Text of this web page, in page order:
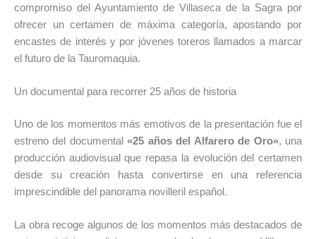
compromiso del Ayuntamiento de Villaseca de la Sagra por
ofrecer un certamen de máxima categoría, apostando por
encastes de interés y por jóvenes toreros llamados a marcar
el futuro de la Tauromaquia.
Un documental para recorrer 25 años de historia
Uno de los momentos más emotivos de la presentación fue el
estreno del documental«25 años del Alfarero de Oro», una
producción audiovisual que repasa la evolución del certamen
desde su creación hasta convertirse en una referencia
imprescindible del panorama novilleril español.
La obra recoge algunos de los momentos más destacados de